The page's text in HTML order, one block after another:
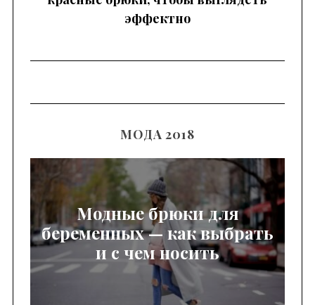
эффектно
МОДА 2018
Модные брюки для
беременных — как выбрать
и с чем носить